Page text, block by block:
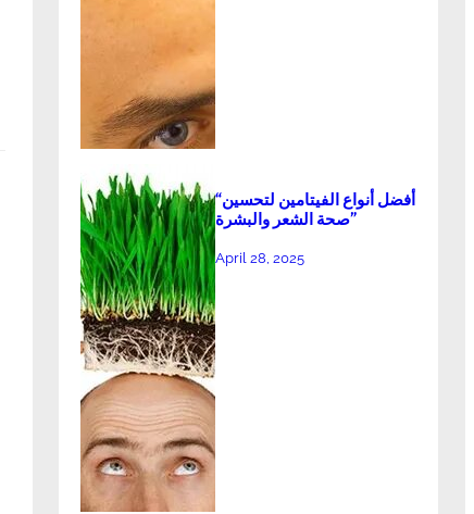
“أفضل أنواع الفيتامين لتحسين
صحة الشعر والبشرة”
April 28, 2025